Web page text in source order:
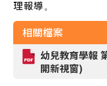
理報導 。
相關檔案
幼兒教育學報
開新視窗)